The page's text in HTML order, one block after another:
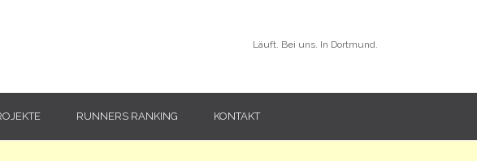
Läuft. Bei uns. In Dortmund.
RUNNERS RANKING KONTAKT